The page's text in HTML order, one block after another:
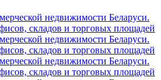
недвижимости Беларуси.
складов и торговых площадей
недвижимости Беларуси.
складов и торговых площадей
недвижимости Беларуси.
складов и торговых площадей